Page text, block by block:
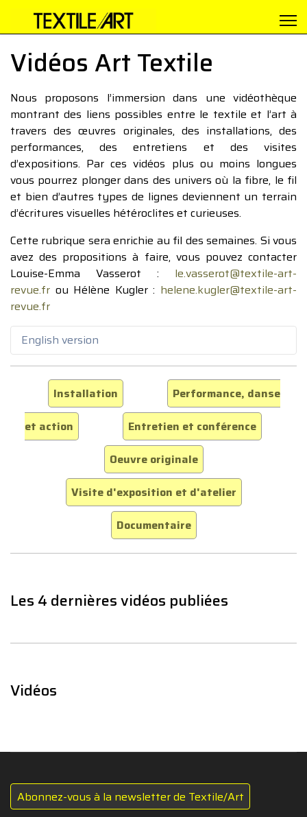
Vidéos Art Textile
Nous proposons l’immersion dans une vidéothèque
montrant des liens possibles entre le textile et l’art à
travers des œuvres originales, des installations, des
performances, des entretiens et des visites
d’expositions. Par ces vidéos plus ou moins longues
vous pourrez plonger dans des univers où la fibre, le fil
et bien d’autres types de lignes deviennent un terrain
d’écritures visuelles hétéroclites et curieuses.
Cette rubrique sera enrichie au fil des semaines. Si vous
avez des propositions à faire, vous pouvez contacter
Louise-Emma Vasserot : le.vasserot@textile-art-
revue.fr ou Hélène Kugler : helene.kugler@textile-art-
revue.fr
English version
Installation
Performance, danse
et action
Entretien et conférence
Oeuvre originale
Visite d'exposition et d'atelier
Documentaire
Les 4 dernières vidéos publiées
Vidéos
Abonnez-vous à la newsletter de Textile/Art